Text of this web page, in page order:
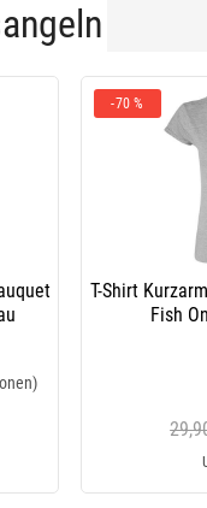
-70 %
T-Shirt
Fish